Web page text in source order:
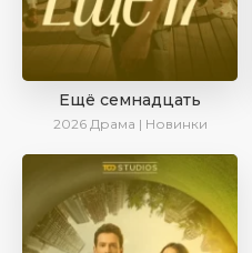
Ещё семнадцать
2026 Драма | Новинки